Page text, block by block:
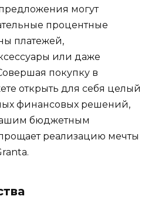
могут
процентные
платежей,
или даже
покупку в
открыть для себя целый
финансовых решений,
бюджетным
реализацию мечты